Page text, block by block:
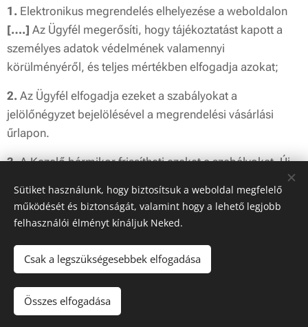
1. Elektronikus megrendelés elhelyezése a weboldalon
[….] Az Ügyfél megerősíti, hogy tájékoztatást kapott a
személyes adatok védelmének valamennyi
körülményéről, és teljes mértékben elfogadja azokat;
2. Az Ügyfél elfogadja ezeket a szabályokat a
jelölőnégyzet bejelölésével a megrendelési vásárlási
űrlapon.
3.A Kezelő bármikor frissítheti ezeket a szabályokat. Új,
Ezek a szabályok hatályba lépnek [Dátum]
© 2025 Szada Ring Racing Kft.
Sütiket használunk, hogy biztosítsuk a weboldal megfelelő
működését és biztonságát, valamint hogy a lehető legjobb
felhasználói élményt kínáljuk Neked.
Csak a legszükségesebbek elfogadása
Összes elfogadása